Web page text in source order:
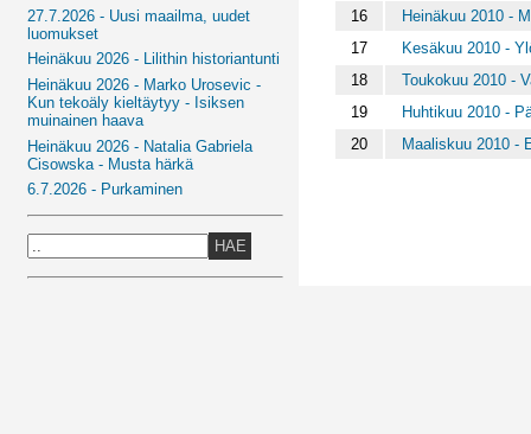
27.7.2026 - Uusi maailma, uudet
luomukset
Heinäkuu 2026 - Lilithin historiantunti
Heinäkuu 2026 - Marko Urosevic -
Kun tekoäly kieltäytyy - Isiksen
muinainen haava
Heinäkuu 2026 - Natalia Gabriela
Cisowska - Musta härkä
6.7.2026 - Purkaminen
HAE
16
Heinäkuu 2010 -
17
Kesäkuu 2010 -
18
Toukokuu 2010 -
19
Huhtikuu 2010 -
20
Maaliskuu 2010 -